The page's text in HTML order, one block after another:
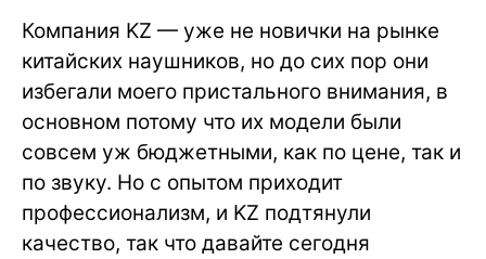
Компания KZ — уже не новички на рынке
китайских наушников, но до сих пор они
избегали моего пристального внимания, в
основном потому что их модели были
совсем уж бюджетными, как по цене, так и
по звуку. Но с опытом приходит
профессионализм, и KZ подтянули
качество, так что давайте сегодня